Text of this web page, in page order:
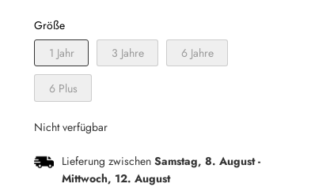
Größe
1 Jahr
3 Jahre 6 Jahre
6 Plus
Nicht verfügbar
Lieferung zwischen Samstag, 8. August-
Mittwoch, 12. August